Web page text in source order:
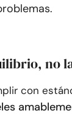
no
con